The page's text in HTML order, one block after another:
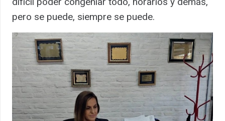
pero se puede, siempre se puede.